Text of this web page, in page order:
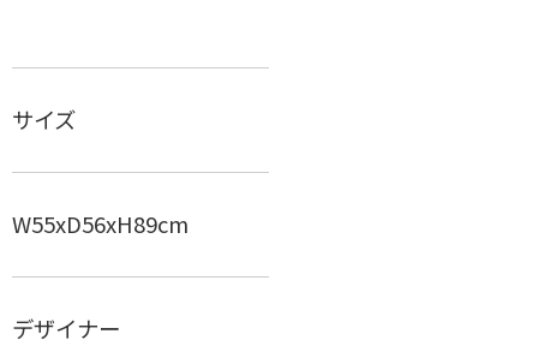
BM0057サイドボード
No.44 Bone Chair
ショールーム
サイズ
W55xD56xH89cm
デザイナー